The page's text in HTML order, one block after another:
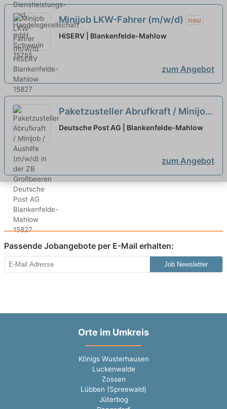
Minijob LKW-Fahrer (m/w/d)
neu
HiSERV | Blankenfelde-Mahlow
zum Angebot
Paketzusteller Abrufkraft / Minijob
/ Aushilfe (m/w/d) in der ZB
Deutsche Post AG | Blankenfelde-Mahlow
zum Angebot
Passende Jobangebote per E-Mail erhalten:
Job Newsletter
Orte im Umkreis
Königs Wusterhausen
Luckenwalde
Zossen
Lübben (Spreewald)
Jüterbog